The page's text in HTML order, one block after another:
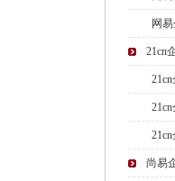
网
21cn
尚易